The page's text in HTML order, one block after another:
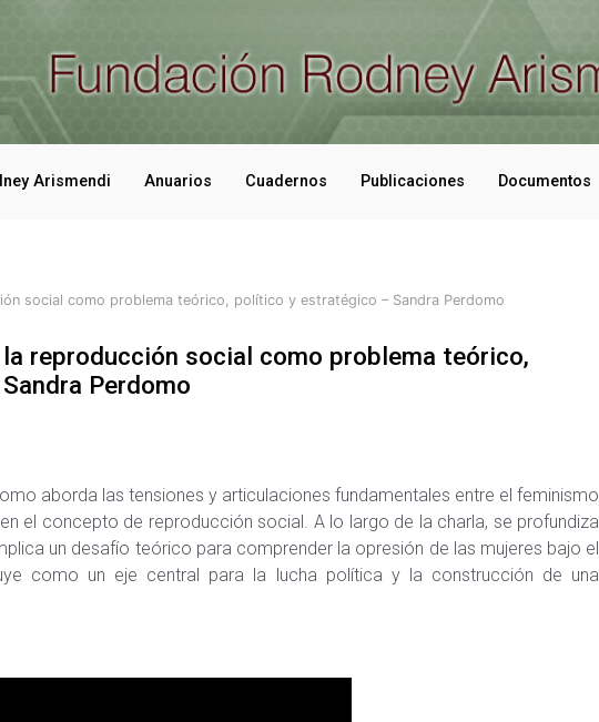
Arismendi Anuarios Cuadernos Publicaciones Documentos
social como problema teórico, político y estratégico – Sandra Perdomo
reproducción social como problema teórico,
Perdomo
aborda las tensiones y articulaciones fundamentales entre el feminismo
el concepto de reproducción social. A lo largo de la charla, se profundiza
un desafío teórico para comprender la opresión de las mujeres bajo el
como un eje central para la lucha política y la construcción de una